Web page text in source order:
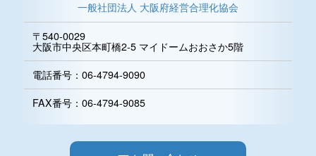
一般社団法人 大阪府経営合理化協会
〒540-0029
大阪市中央区本町橋2-5 マイドームおおさか5階
電話番号：06-4794-9090
FAX番号：06-4794-9085